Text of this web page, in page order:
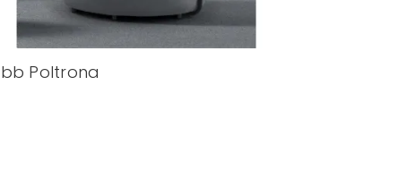
Poltrona